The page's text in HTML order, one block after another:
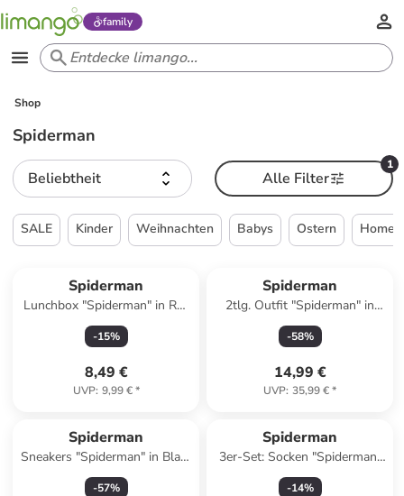
family
Shop
Spiderman
Beliebtheit
1
Alle Filter
SALE Kinder Weihnachten Babys Ostern Home
Spiderman
Lunchbox "Spiderman" in Rot
- (B)18 x (H)16 x (T)6 cm
-15%
8,49 €
UVP: 9,99 €*
Spiderman
2tlg. Outfit "Spiderman" in
Blau
-58%
14,99 €
UVP: 35,99 €*
Spiderman
Sneakers "Spiderman" in Blau/
Rot
-57%
Spiderman
3er-Set: Socken "Spiderman"
in Schwarz/ Blau/ Rot
-14%